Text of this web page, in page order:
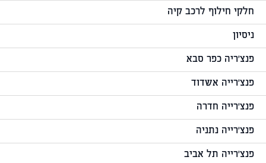
חלקי חילוף לרכב קיה
ניסיון
פנצ'ריה כפר סבא
פנצ'רייה אשדוד
פנצ'רייה חדרה
פנצ'רייה נתניה
פנצ'רייה תל אביב